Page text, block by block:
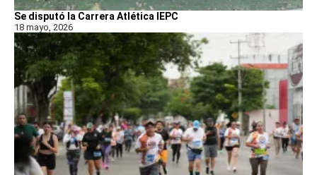
Se disputó la Carrera Atlética IEPC
18 mayo, 2026